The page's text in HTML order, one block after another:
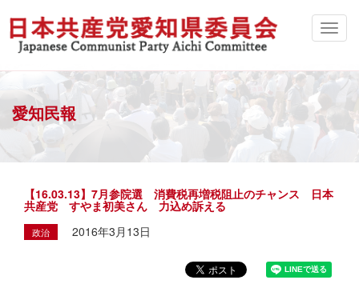
愛知民報
【16.03.13】7月参院選 消費税再増税阻止のチャンス 日本
共産党 すやま初美さん 力込め訴える
政治 2016年3月13日